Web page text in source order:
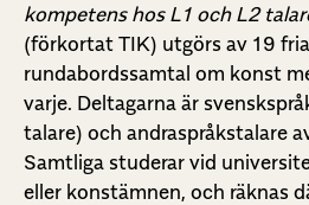
kompetens hos L1 och L2
(förkortat TIK) utgörs av 19
rundabordssamtal om konst
varje. Deltagarna är
talare) och andraspråkstalare
Samtliga studerar vid
eller konstämnen, och räknas